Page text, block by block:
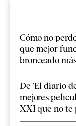
Cómo no
que mejor
bronceado
De 'El diario
mejores
XXI que no te